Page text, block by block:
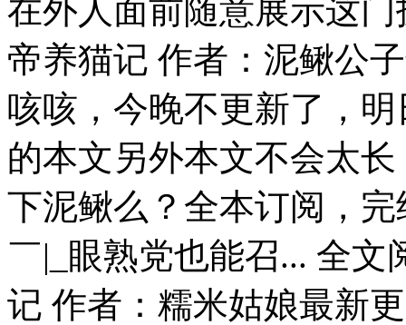
在外人面前随意展示这
帝养猫记 作者：泥鳅公
咳咳，今晚不更新了，
的本文另外本文不会太
下泥鳅么？全本订阅，
￣|_眼熟党也能召... 全
记 作者：糯米姑娘最新